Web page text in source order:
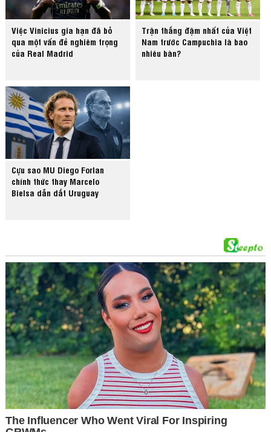
Việc Vinicius gia hạn đã bỏ
qua một vấn đề nghiêm trọng
của Real Madrid
Trận thắng đậm nhất của Việt
Nam trước Campuchia là bao
nhiêu bàn?
Cựu sao MU Diego Forlan
chính thức thay Marcelo
Bielsa dẫn dắt Uruguay